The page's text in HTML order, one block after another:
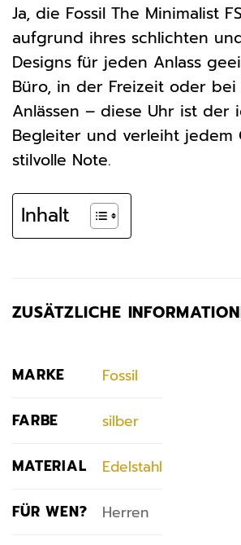
Ja, die Fossil The Minimalist
aufgrund ihres schlichten
Designs für jeden Anlass
Büro, in der Freizeit oder
Anlässen – diese Uhr ist der
Begleiter und verleiht jedem
stilvolle Note.
Inhalt
ZUSÄTZLICHE
MARKE Fossil
FARBE silber
MATERIAL Edelstahl
FÜR WEN? Herren